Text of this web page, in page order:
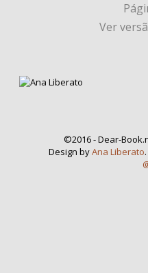
Ver
©2016 - Dear-
Design byAna Liberato